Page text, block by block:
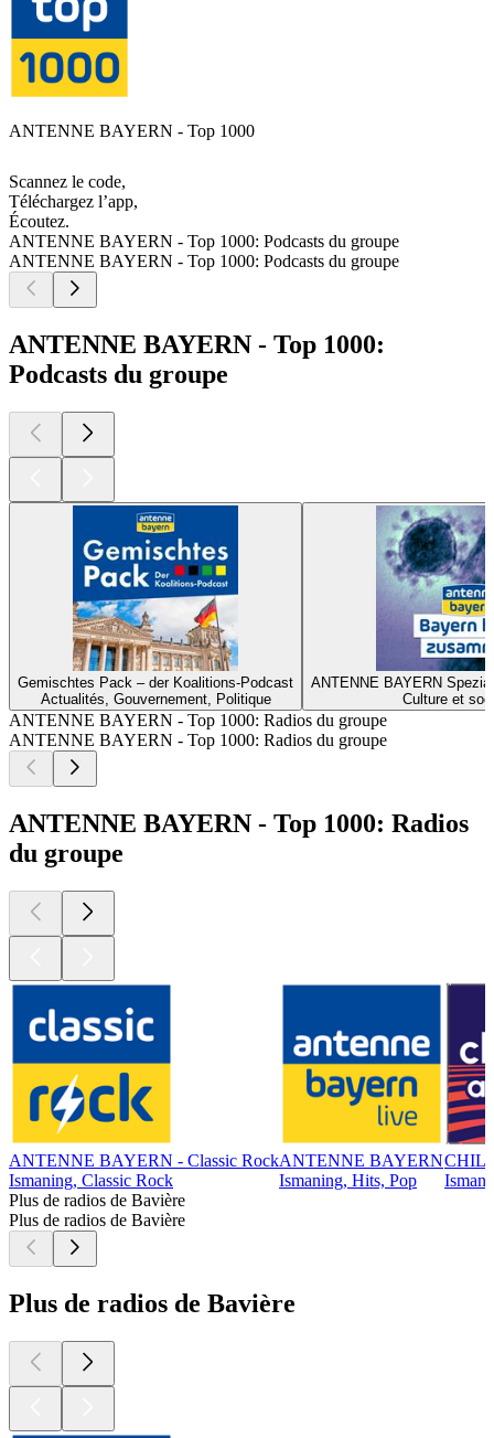
ANTENNE BAYERN - Top 1000
Scannez le code,
Téléchargez l’app,
Écoutez.
ANTENNE BAYERN - Top 1000: Podcasts du groupe
ANTENNE BAYERN - Top 1000: Podcasts du groupe
ANTENNE BAYERN - Top 1000:
Podcasts du groupe
Gemischtes Pack – der Koalitions-Podcast
Actualités, Gouvernement, Politique
ANTENNE BAYERN
Culture et
ANTENNE BAYERN - Top 1000: Radios du groupe
ANTENNE BAYERN - Top 1000: Radios du groupe
ANTENNE BAYERN - Top 1000: Radios
du groupe
ANTENNE BAYERN - Classic Rock
Ismaning, Classic Rock
ANTENNE BAYERN
Ismaning, Hits, Pop
Plus de radios de Bavière
Plus de radios de Bavière
Plus de radios de Bavière